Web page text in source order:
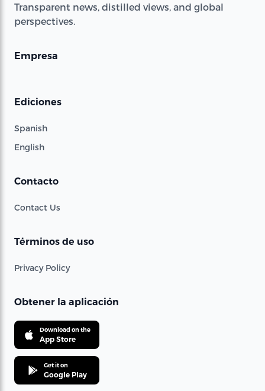
Transparent news, distilled views, and global
perspectives.
Empresa
Ediciones
Spanish
English
Contacto
Contact Us
Términos de uso
Privacy Policy
Obtener la aplicación
Download on the
App Store
Get it on
Google Play